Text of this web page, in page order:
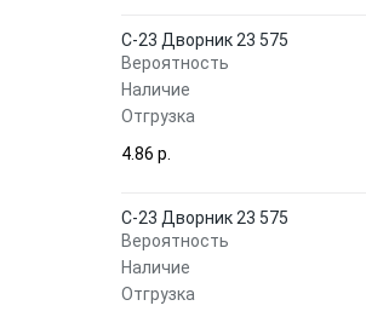
C-23 Дворник 23 575
Вероятность
Наличие
Отгрузка
4.86 p.
C-23 Дворник 23 575
Вероятность
Наличие
Отгрузка